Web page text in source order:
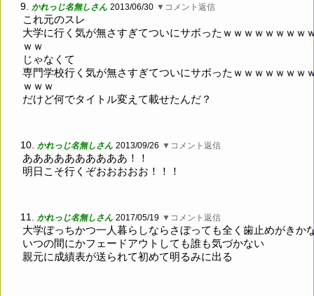
9. かれっじ名無しさん 2013/06/30 ▼コメント返信
これ元のスレ
大学に行く気が無さすぎてついにサボったｗｗｗｗｗｗｗｗ
ｗｗ
じゃなくて
専門学校行く気が無さすぎてついにサボったｗｗｗｗｗｗｗ
ｗｗｗ
だけど何でタイトル変えて載せたんだ？
10. かれっじ名無しさん 2013/09/26 ▼コメント返信
ああああああああああ！！
明日こそ行くぞおおおおお！！！
11. かれっじ名無しさん 2017/05/19 ▼コメント返信
大学ぼっちかつ一人暮らしならさぼっても全く歯止めがきか
いつの間にかフェードアウトしても誰も気づかない
親元に成績表が送られて初めて明るみに出る